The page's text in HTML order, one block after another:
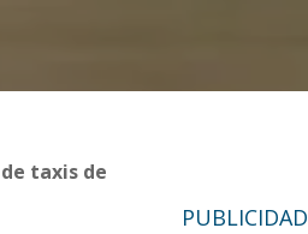
taxis de
PUBLICIDAD